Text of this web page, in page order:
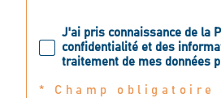
J'ai pris connaissance de la
confidentialité et des
traitement de mes données
* Champ obligatoire